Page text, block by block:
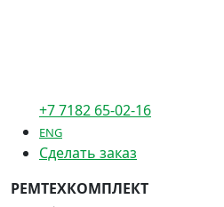
+7 7182 65-02-16
ENG
Сделать заказ
РЕМТЕХКОМПЛЕКТ